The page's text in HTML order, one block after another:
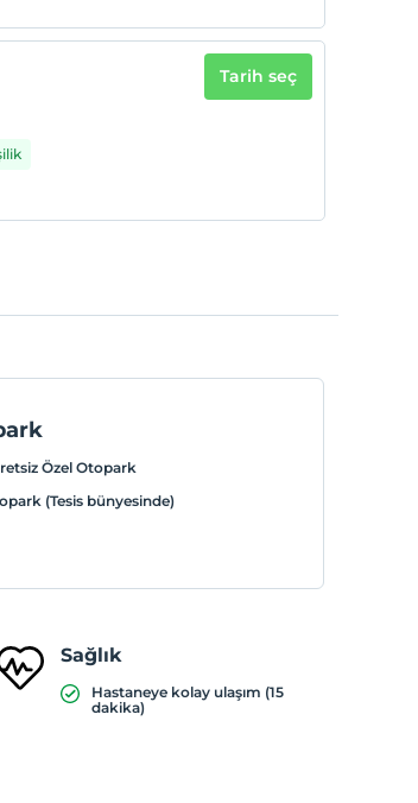
Tarih seç
Özel Otopark
(Tesis bünyesinde)
Sağlık
Hastaneye kolay ulaşım (15
dakika)